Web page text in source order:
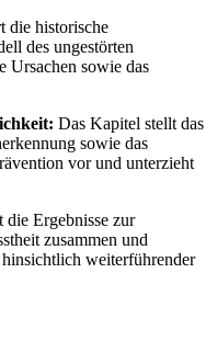
die historische
des ungestörten
Ursachen sowie das
Das Kapitel stellt das
sowie das
vor und unterzieht
die Ergebnisse zur
zusammen und
weiterführender